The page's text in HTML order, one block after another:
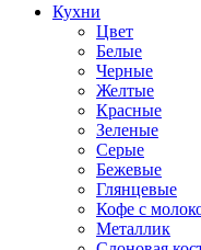
Кухни
Цвет
Белые
Черные
Желтые
Красные
Зеленые
Серые
Бежевые
Глянцевые
Кофе с
Металлик